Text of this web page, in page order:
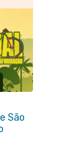
São